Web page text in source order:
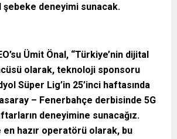
şebeke deneyimi sunacak.
Ümit Önal, “Türkiye’nin dijital
olarak, teknoloji sponsoru
Süper Lig’in 25’inci haftasında
– Fenerbahçe derbisinde 5G
deneyimine sunacağız.
en hazır operatörü olarak, bu